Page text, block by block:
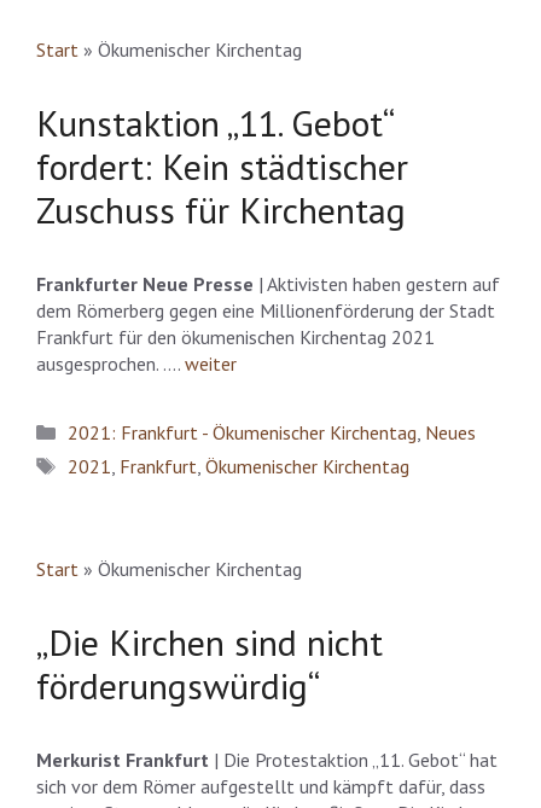
Start » Ökumenischer Kirchentag
Kunstaktion „11. Gebot“
fordert: Kein städtischer
Zuschuss für Kirchentag
Frankfurter Neue Presse | Aktivisten haben gestern auf
dem Römerberg gegen eine Millionenförderung der Stadt
Frankfurt für den ökumenischen Kirchentag 2021
ausgesprochen. …. weiter
Kategorien
2021: Frankfurt - Ökumenischer Kirchentag, Neues
Schlagwörter
2021, Frankfurt, Ökumenischer Kirchentag
Start » Ökumenischer Kirchentag
„Die Kirchen sind nicht
förderungswürdig“
Merkurist Frankfurt | Die Protestaktion „11. Gebot“ hat
sich vor dem Römer aufgestellt und kämpft dafür, dass